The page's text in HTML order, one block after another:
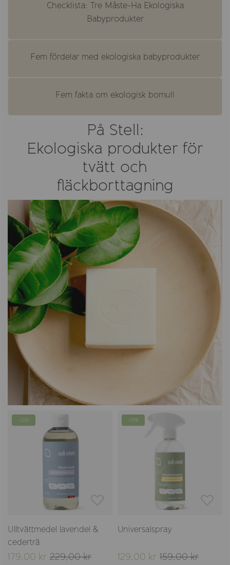
Checklista: Tre Måste-Ha Ekologiska
Babyprodukter
Fem fördelar med ekologiska babyprodukter
Fem fakta om ekologisk bomull
På Stell:
Ekologiska produkter för
tvätt och
fläckborttagning
-22%
Ulltvättmedel lavendel &
cederträ
179,00 kr 229,00 kr
-19%
Universalspray
129,00 kr 159,00 kr